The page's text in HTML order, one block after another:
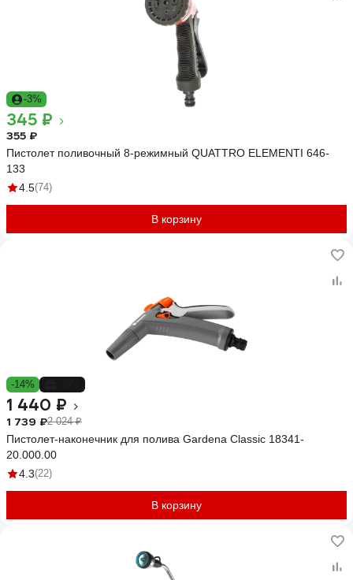
-3%
345 ₽
355 ₽
Пистолет поливочный 8-режимный QUATTRO ELEMENTI 646-
133
4.5(74)
В корзину
-14%
1 440 ₽
1 739 ₽2 024 ₽
Пистолет-наконечник для полива Gardena Classic 18341-
20.000.00
4.3(22)
В корзину